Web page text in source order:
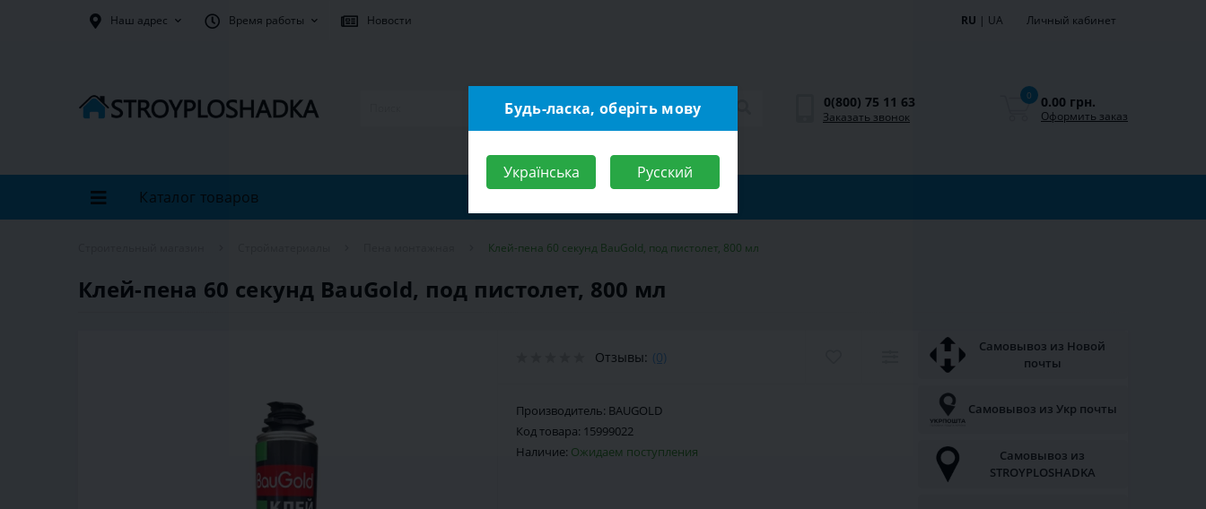
Наш адрес Время работы Новости RU | UA Личный кабинет
0(800) 75 11 63
Заказать звонок
0 0.00 грн.
Оформить заказ
Каталог товаров
Клей-пена 60 секунд BauGold, под пистолет, 800 мл
Клей-пена 60 секунд BauGold, под пистолет, 800 мл
Отзывы: (0)
Производитель: BAUGOLD
Код товара: 15999022
Наличие: Ожидаем поступления
Самовывоз из Новой
почты
Самовывоз из Укр почты
Самовывоз из
STROYPLOSHADKA
Будь-ласка, оберіть мову
Українська Русский